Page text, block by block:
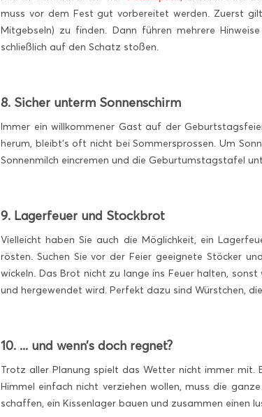
muss vor dem Fest gut vorbereitet werden. Zuerst
Mitgebseln) zu finden. Dann führen mehrere
schließlich auf den Schatz stoßen.
8. Sicher unterm Sonnenschirm
Immer ein willkommener Gast auf der
herum, bleibt’s oft nicht bei Sommersprossen. Um
Sonnenmilch eincremen und die Geburtumstagstafel
9. Lagerfeuer und Stockbrot
Vielleicht haben Sie auch die Möglichkeit, ein
rösten. Suchen Sie vor der Feier geeignete Stöcker
wickeln. Das Brot nicht zu lange ins Feuer halten,
und hergewendet wird. Perfekt dazu sind Würstchen,
10. ... und wenn’s doch regnet?
Trotz aller Planung spielt das Wetter nicht immer mit.
Himmel einfach nicht verziehen wollen, muss die
schaffen, ein Kissenlager bauen und zusammen einen